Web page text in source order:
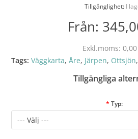
Tillgänglighet: I
Från:
Exkl.moms:
Tags: Väggkarta,Åre, Järpen, Ottsjön,
Tillgängliga
* Typ: